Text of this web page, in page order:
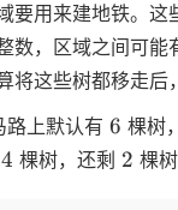
要用来建地铁。
数，区域之间可能
将这些树都移走后
路上默认有6
6 棵树
4
4 棵树，还剩 2
2 棵树